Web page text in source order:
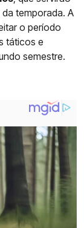
temporada. A
o período
táticos e
semestre.